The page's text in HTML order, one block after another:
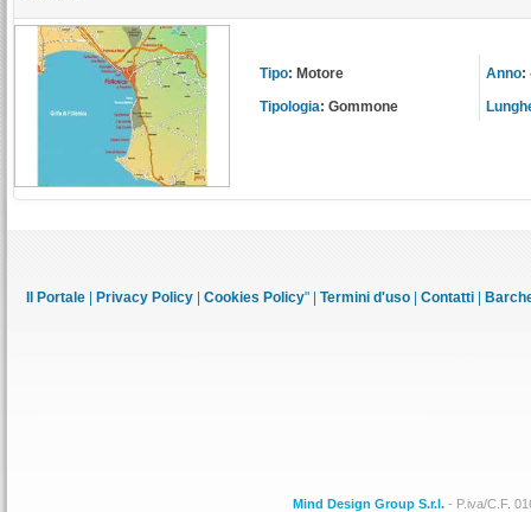
Tipo: Motore
Tipologia: Gommone
Anno:
Il Portale| Privacy Policy| Cookies Policy" | Termini d'uso| Contatti|
Mind Design Group S.r.l.- P.iva/C.F.